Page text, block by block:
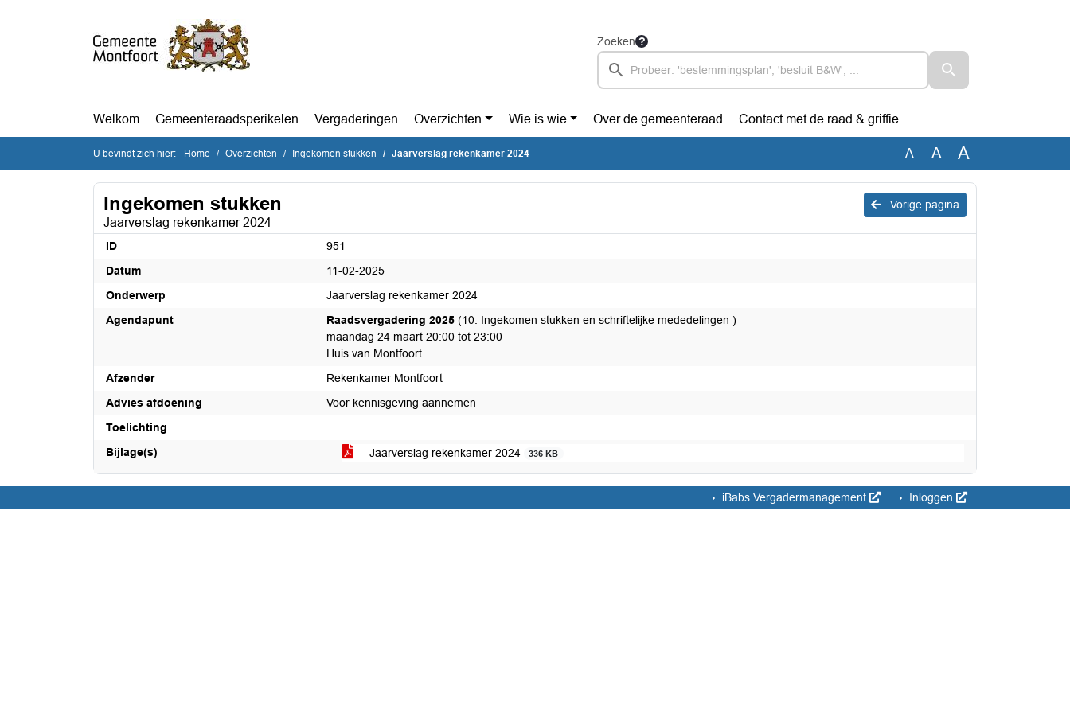
Zoeken
Welkom Gemeenteraadsperikelen Vergaderingen Overzichten Wie is wie Over de gemeenteraad Contact met de raad & griffie
U bevindt zich hier: Home Overzichten Ingekomen stukken Jaarverslag rekenkamer 2024 A A A
Vorige pagina
Ingekomen stukken
Jaarverslag rekenkamer 2024
ID
951
Datum
11-02-2025
Onderwerp
Jaarverslag rekenkamer 2024
Agendapunt
Raadsvergadering 2025 (10. Ingekomen stukken en schriftelijke mededelingen )
maandag 24 maart 20:00 tot 23:00
Huis van Montfoort
Afzender
Rekenkamer Montfoort
Advies afdoening
Voor kennisgeving aannemen
Toelichting
Bijlage(s)
Jaarverslag rekenkamer 2024 336 KB
iBabs Vergadermanagement Inloggen